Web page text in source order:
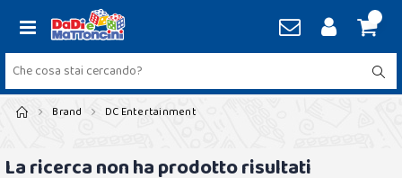
Brand DC Entertainment
La ricerca non ha prodotto risultati